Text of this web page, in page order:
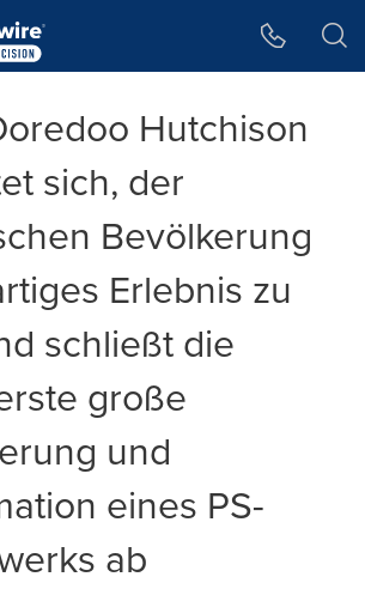
Hutchison
sich, der
Bevölkerung
Erlebnis zu
schließt die
große
und
eines PS-
ab